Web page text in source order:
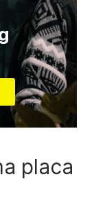
placa